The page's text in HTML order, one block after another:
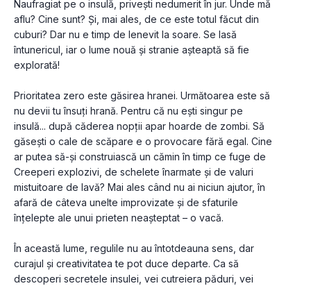
Naufragiat pe o insulă, privești nedumerit în jur. Unde mă
aflu? Cine sunt? Și, mai ales, de ce este totul făcut din
cuburi? Dar nu e timp de lenevit la soare. Se lasă
întunericul, iar o lume nouă și stranie așteaptă să fie
explorată!
Prioritatea zero este găsirea hranei. Următoarea este să
nu devii tu însuţi hrană. Pentru că nu ești singur pe
insulă... după căderea nopții apar hoarde de zombi. Să
găsești o cale de scăpare e o provocare fără egal. Cine
ar putea să-și construiască un cămin în timp ce fuge de
Creeperi explozivi, de schelete înarmate și de valuri
mistuitoare de lavă? Mai ales când nu ai niciun ajutor, în
afară de câteva unelte improvizate și de sfaturile
înțelepte ale unui prieten neașteptat – o vacă.
În această lume, regulile nu au întotdeauna sens, dar
curajul și creativitatea te pot duce departe. Ca să
descoperi secretele insulei, vei cutreiera păduri, vei